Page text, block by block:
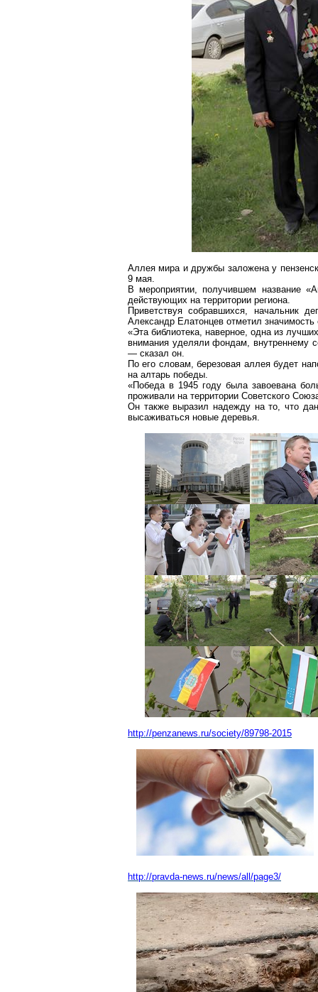
Аллея мира и дружбы заложена у
9 мая.
В мероприятии, получившем название
действующих на территории региона.
Приветствуя собравшихся, начальник
Александр Елатонцев отметил
«Эта библиотека, наверное, одна из
внимания уделяли фондам, внутреннему
— сказал он.
По его словам, березовая аллея будет
на алтарь победы.
«Победа в 1945 году была завоевана
проживали на территории Советского
Он также выразил надежду на то, что
высаживаться новые деревья.
http://penzanews.ru/society/89798-2015
http://pravda-news.ru/news/all/page3/